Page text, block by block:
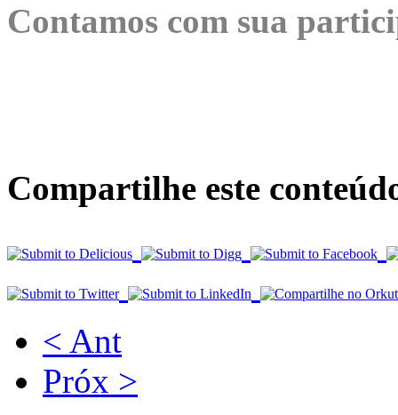
Contamos com sua
Compartilhe este
< Ant
Próx >